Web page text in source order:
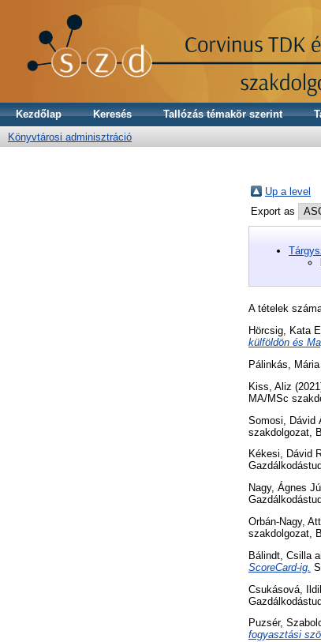
Kezdőlap Keresés Tallózás témakör szerint
Könyvtárosi adminisztráció
Up a level
Export as
A tételek
Hörcsig, Kata
külföldön és
Pálinkás,
Kiss, Aliz
MA/MSc
Somosi, Dávid
szakdolgozat,
Kékesi, Dávid
Nagy, Ágnes
Orbán-Nagy,
szakdolgozat,
Bálindt, Csilla
ScoreCard-ig.
Csukásová,
Puzsér,
fogyasztási